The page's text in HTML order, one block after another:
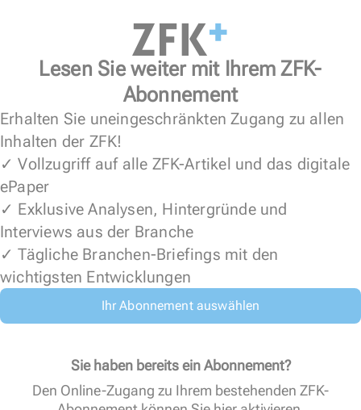
Lesen Sie weiter mit Ihrem ZFK-
Abonnement
Erhalten Sie uneingeschränkten Zugang zu allen
Inhalten der ZFK!
✓ Vollzugriff auf alle ZFK-Artikel und das digitale
ePaper
✓ Exklusive Analysen, Hintergründe und
Interviews aus der Branche
✓ Tägliche Branchen-Briefings mit den
wichtigsten Entwicklungen
Ihr Abonnement auswählen
Sie haben bereits ein Abonnement?
Den Online-Zugang zu Ihrem bestehenden ZFK-